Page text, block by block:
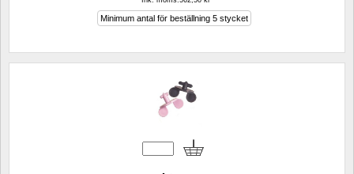
Minimum antal för beställning 5 stycket